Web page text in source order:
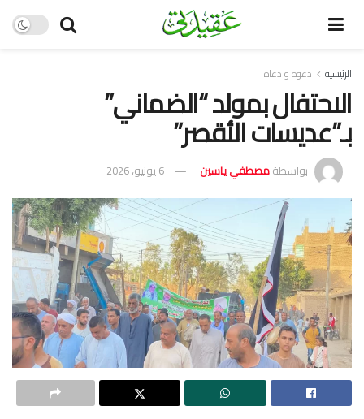
الرئيسية دعوة و دعاة
الاحتفال بمولد “الضماني”
بـ”عديسات الأقصر”
بواسطةمصطفي ياسين 6 يونيو، 2026